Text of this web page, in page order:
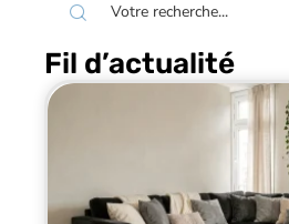
Fil d’actualité